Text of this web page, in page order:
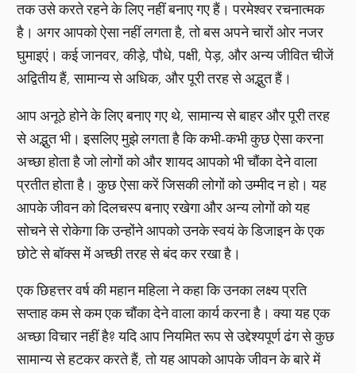
तक उसे करते रहने के लिए नहीं बनाए गए हैं। परमेश्वर रचनात्मक
है। अगर आपको ऐसा नहीं लगता है, तो बस अपने चारों ओर नजर
घुमाइएं। कई जानवर, कीड़े, पौधे, पक्षी, पेड़, और अन्य जीवित चीजें
अद्वितीय हैं, सामान्य से अधिक, और पूरी तरह से अद्भुत हैं।
आप अनूठे होने के लिए बनाए गए थे, सामान्य से बाहर और पूरी तरह
से अद्भुत भी। इसलिए मुझे लगता है कि कभी-कभी कुछ ऐसा करना
अच्छा होता है जो लोगों को और शायद आपको भी चौंका देने वाला
प्रतीत होता है। कुछ ऐसा करें जिसकी लोगों को उम्मीद न हो। यह
आपके जीवन को दिलचस्प बनाए रखेगा और अन्य लोगों को यह
सोचने से रोकेगा कि उन्होंने आपको उनके स्वयं के डिजाइन के एक
छोटे से बॉक्स में अच्छी तरह से बंद कर रखा है।
एक छिहत्तर वर्ष की महान महिला ने कहा कि उनका लक्ष्य प्रति
सप्ताह कम से कम एक चौंका देने वाला कार्य करना है। क्या यह एक
अच्छा विचार नहीं है? यदि आप नियमित रूप से उद्देश्यपूर्ण ढंग से कुछ
सामान्य से हटकर करते हैं, तो यह आपको आपके जीवन के बारे में